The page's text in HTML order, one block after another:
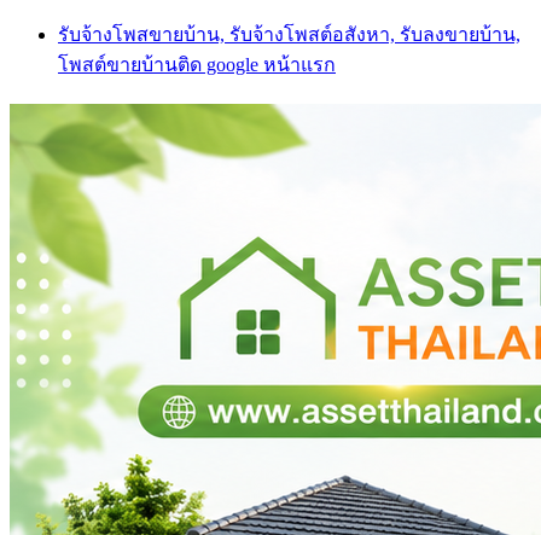
Skip
content
รับจ้างโพสขายบ้าน, รับจ้างโพสต์อสังหา, รับลงขายบ้าน,
โพสต์ขายบ้านติด google หน้าแรก